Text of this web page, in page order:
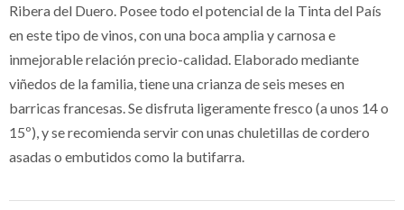
Ribera del Duero. Posee todo el potencial de la Tinta del País
en este tipo de vinos, con una boca amplia y carnosa e
inmejorable relación precio-calidad. Elaborado mediante
viñedos de la familia, tiene una crianza de seis meses en
barricas francesas. Se disfruta ligeramente fresco (a unos 14 o
15º), y se recomienda servir con unas chuletillas de cordero
asadas o embutidos como la butifarra.